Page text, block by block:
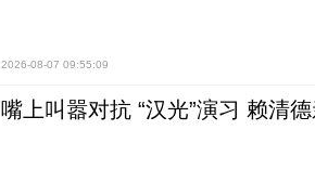
2026-08-07 09:55:09
嘴上叫嚣对抗 “汉光”演习 赖清